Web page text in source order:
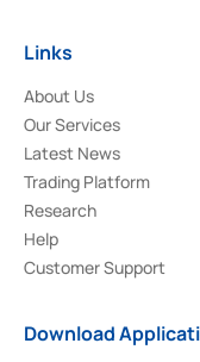
Links
About Us
Our Services
Latest News
Trading Platform
Research
Help
Customer Support
Download